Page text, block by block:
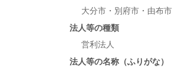
大分市・別府市・由布市
法人等の種類
営利法人
法人等の名称（ふりがな）